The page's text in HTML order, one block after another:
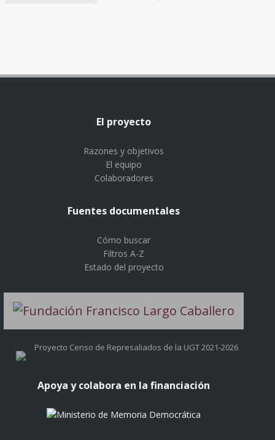
El proyecto
Razones y objetivos
El equipo
Colaboradores
Fuentes documentales
Cómo buscar
Filtros A-Z
Estado del proyecto
Proyecto Censo de Represaliados de la UGT 2021-2026
Apoya y colabora en la financiación